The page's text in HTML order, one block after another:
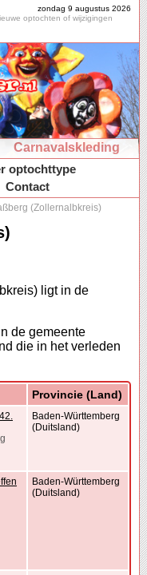
zondag 9 augustus 2026
optochten of wijzigingen
Carnavalskleding
optochttype
Contact
(Zollernalbkreis)
ligt in de
de gemeente
die in het verleden
Provincie (Land)
Baden-Württemberg
(Duitsland)
Baden-Württemberg
(Duitsland)